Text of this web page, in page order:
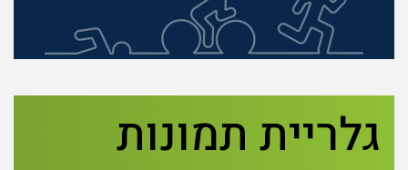
גלריית תמונות